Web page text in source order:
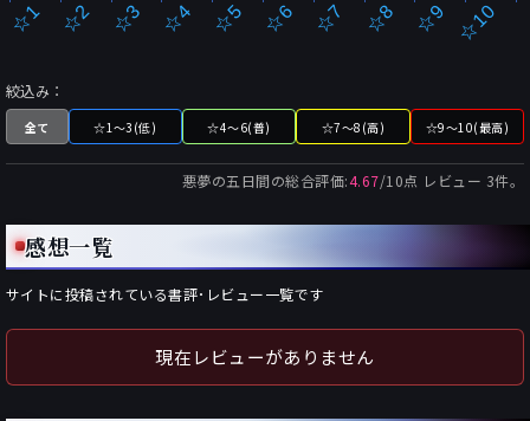
☆1 ☆2 ☆3 ☆4 ☆5 ☆6 ☆7 ☆8 ☆9 ☆10
絞込み：
全て ☆1～3(低) ☆4～6(普) ☆7～8(高) ☆9～10(最高)
悪夢の五日間の総合評価:4.67/10点 レビュー 3件。
感想一覧
サイトに投稿されている書評･レビュー一覧です
現在レビューがありません